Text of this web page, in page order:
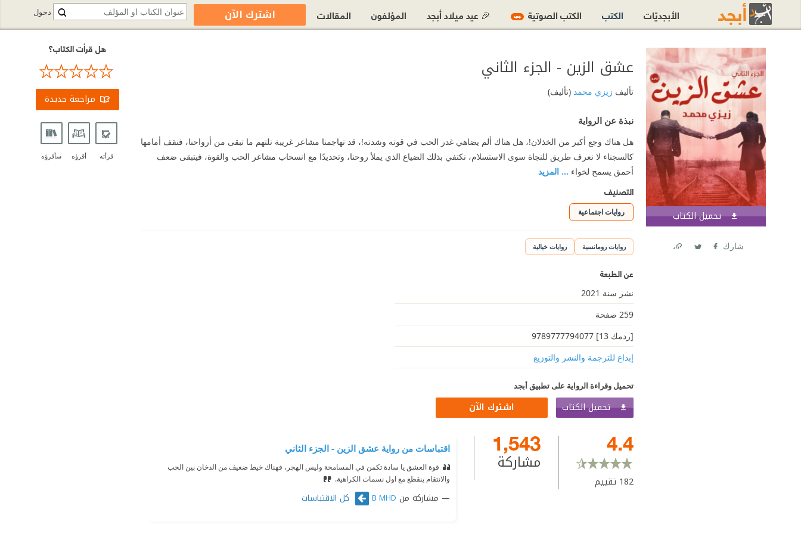
تحميل الكتاب اشترك الآن
شارك
عشق الزين - الجزء الثاني
تأليف زيزي محمد(تأليف)
نبذة عن الرواية
هل هناك وجع أكبر من الخذلان!، هل هناك ألم يضاهي غدر الحب في قوته وشدته!، قد تهاجمنا مشاعر غريبة تلتهم ما تبقى من أرواحنا، فنقف أمامها
كالسجناء لا نعرف طريق للنجاة سوى الاستسلام، نكتفي بذلك الضياع الذي يملأ روحنا، وتحديدًا مع انسحاب مشاعر الحب والقوة، فيتبقى ضعف
أحمق يسمح لخواء ... المزيد
التصنيف
روايات اجتماعية
روايات رومانسية روايات خيالية
عن الطبعة
نشر سنة 2021
259 صفحة
[ردمك 13] 9789777794077
إبداع للترجمة والنشر والتوزيع
تحميل وقراءة الرواية على تطبيق أبجد
تحميل الكتاب اشترك الآن
4.4
182 تقييم
1,543
مشاركة
اقتباسات من رواية عشق الزين - الجزء الثاني
قوة العشق يا سادة تكمن في المسامحة وليس الهجر، فهناك خيط ضعيف من الدخان بين الحب
والانتقام ينقطع مع اول نسمات الكراهية.
مشاركة من B MHD كل الاقتباسات
هل قرأت الكتاب؟
مراجعة جديدة
قرأته أقرؤه سأقرؤه
دخول الأبجديّات الكتب الكتب الصوتية جديد 🎉 عيد ميلاد أبجد المؤلفون المقالات اشترك الآن